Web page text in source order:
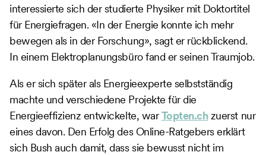
interessierte sich der studierte Physiker mit Doktortitel
für Energiefragen. «In der Energie konnte ich mehr
bewegen als in der Forschung», sagt er rückblickend.
In einem Elektroplanungsbüro fand er seinen Traumjob.
Als er sich später als Energieexperte selbstständig
machte und verschiedene Projekte für die
Energieeffizienz entwickelte, warTopten.chzuerst nur
eines davon. Den Erfolg des Online-Ratgebers erklärt
sich Bush auch damit, dass sie bewusst nicht im